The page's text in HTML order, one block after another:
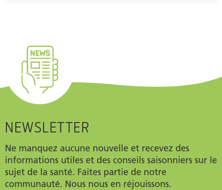
NEWSLETTER
Ne manquez aucune nouvelle et recevez des
informations utiles et des conseils saisonniers sur le
sujet de la santé. Faites partie de notre
communauté. Nous nous en réjouissons.